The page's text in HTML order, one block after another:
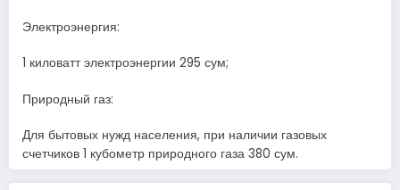
Электроэнергия:
1 киловатт электроэнергии 295 сум;
Природный газ:
Для бытовых нужд населения, при наличии газовых
счетчиков 1 кубометр природного газа 380 сум.